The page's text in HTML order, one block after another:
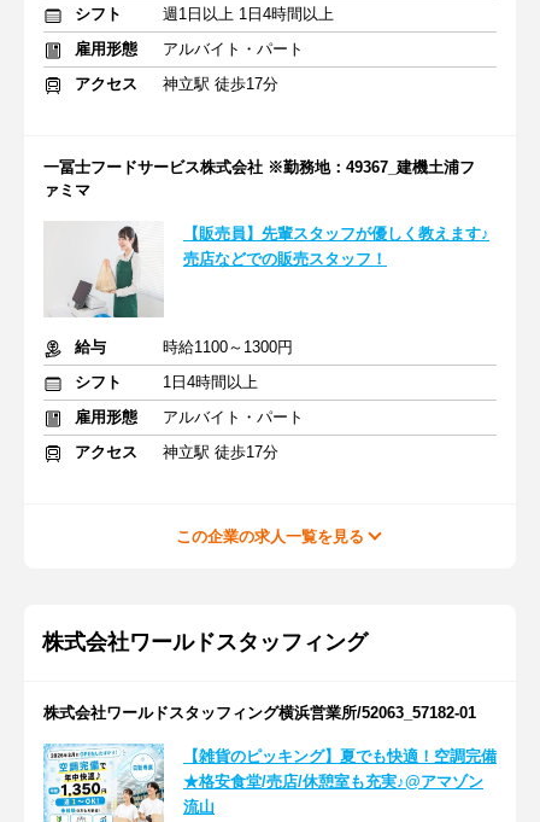
シフト
週1日以上 1日4時間以上
雇用形態
アルバイト・パート
アクセス
神立駅 徒歩17分
一冨士フードサービス株式会社 ※勤務地：49367_建機土浦フ
ァミマ
【販売員】先輩スタッフが優しく教えます♪
売店などでの販売スタッフ！
給与
時給1100～1300円
シフト
1日4時間以上
雇用形態
アルバイト・パート
アクセス
神立駅 徒歩17分
この企業の求人一覧を見る
株式会社ワールドスタッフィング
株式会社ワールドスタッフィング横浜営業所/52063_57182-01
【雑貨のピッキング】夏でも快適！空調完備
★格安食堂/売店/休憩室も充実♪@アマゾン
流山